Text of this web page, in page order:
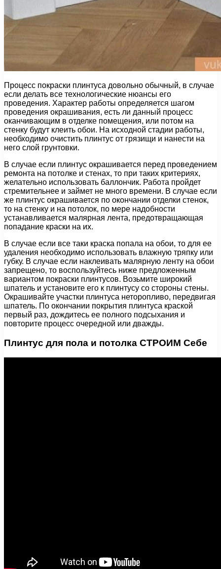
Процесс покраски плинтуса довольно обычный, в случае
если делать все технологические нюансы его
проведения. Характер работы определяется шагом
проведения окрашивания, есть ли данный процесс
оканчивающим в отделке помещения, или потом на
стенку будут клеить обои. На исходной стадии работы,
необходимо очистить плинтус от грязищи и нанести на
него слой грунтовки.
В случае если плинтус окрашивается перед проведением
ремонта на потолке и стенах, то при таких критериях,
желательно использовать баллончик. Работа пройдет
стремительнее и займет не много времени. В случае если
же плинтус окрашивается по окончании отделки стенок,
то на стенку и на потолок, по мере надобности
устанавливается малярная лента, предотвращающая
попадание краски на их.
В случае если все таки краска попала на обои, то для ее
удаления необходимо использовать влажную тряпку или
губку. В случае если наклеивать малярную ленту на обои
запрещено, то воспользуйтесь ниже предложенным
вариантом покраски плинтусов. Возьмите широкий
шпатель и установите его к плинтусу со стороны стены.
Окрашивайте участки плинтуса неторопливо, передвигая
шпатель. По окончании покрытия плинтуса краской
первый раз, дождитесь ее полного подсыхания и
повторите процесс очередной или дважды.
Плинтус для пола и потолка СТРОИМ Себе